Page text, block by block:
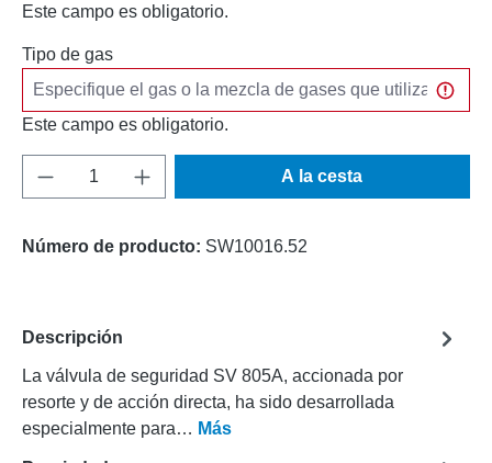
Este campo es obligatorio.
Tipo de gas
Este campo es obligatorio.
Cantidad del producto: introduce la
A la cesta
Número de producto: SW10016.52
Descripción
La válvula de seguridad SV 805A, accionada por
resorte y de acción directa, ha sido desarrollada
especialmente para… Más